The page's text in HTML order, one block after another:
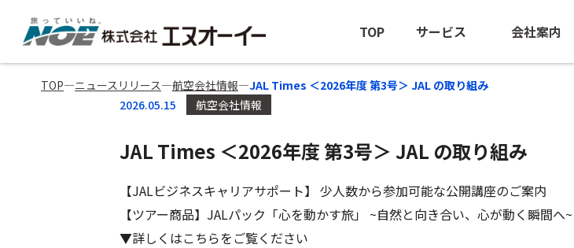
TOP サービス
海外出張手配
BTM（出張管理の最適
団体旅行・MICE
会社案内
会社
経営
TOP―ニュースリリース―航空会社情報―JAL Times ＜2026年度 第3号＞ JAL の取り組み
2026.05.15
航空会社情報
JAL Times ＜2026年度 第3号＞ JAL の取り組み
【JALビジネスキャリアサポート】 少人数から参加可能な公開講座のご案内
【ツアー商品】JALパック「心を動かす旅」 ~自然と向き合い、心が動く瞬間へ~
▼詳しくはこちらをご覧ください